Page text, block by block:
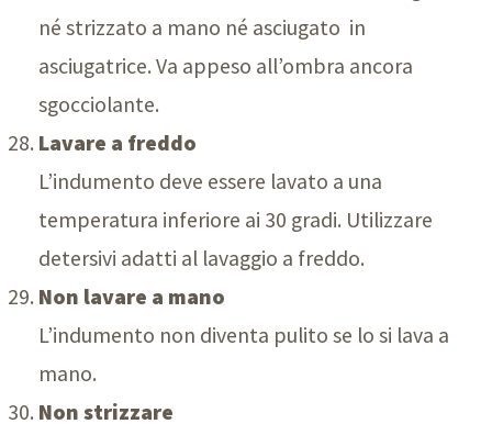
né strizzato a mano né asciugato in
asciugatrice. Va appeso all’ombra ancora
sgocciolante.
Lavare a freddo
L’indumento deve essere lavato a una
temperatura inferiore ai 30 gradi. Utilizzare
detersivi adatti al lavaggio a freddo.
Non lavare a mano
L’indumento non diventa pulito se lo si lava a
mano.
Non strizzare